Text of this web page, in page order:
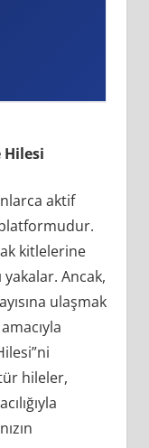
Hilesi
aktif
platformudur.
kitlelerine
yakalar. Ancak,
ulaşmak
hileler,